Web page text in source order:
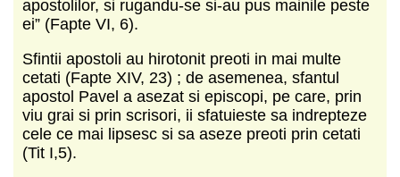
apostolilor, si rugandu-se si-au pus mainile peste
ei” (Fapte VI, 6).
Sfintii apostoli au hirotonit preoti in mai multe
cetati (Fapte XIV, 23) ; de asemenea, sfantul
apostol Pavel a asezat si episcopi, pe care, prin
viu grai si prin scrisori, ii sfatuieste sa indrepteze
cele ce mai lipsesc si sa aseze preoti prin cetati
(Tit I,5).